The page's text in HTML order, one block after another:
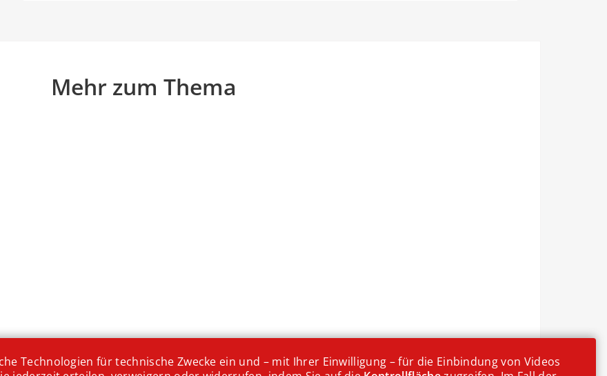
Mehr zum Thema
Technologien für technische Zwecke ein und – mit Ihrer Einwilligung – für die Einbindung von Videos